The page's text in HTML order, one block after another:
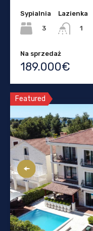
Sypialnia
3
Lazienka
1
Na sprzedaż
189.000€
Featured